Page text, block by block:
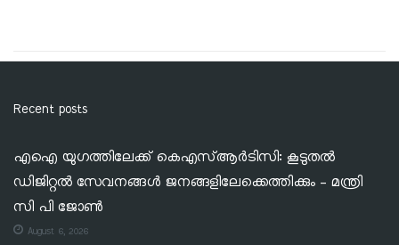
Recent posts
എഐ യുഗത്തിലേക്ക് കെഎസ്ആർടിസി: കൂടുതൽ
ഡിജിറ്റൽ സേവനങ്ങൾ ജനങ്ങളിലേക്കെത്തിക്കും – മന്ത്രി
സി പി ജോൺ
August 6, 2026